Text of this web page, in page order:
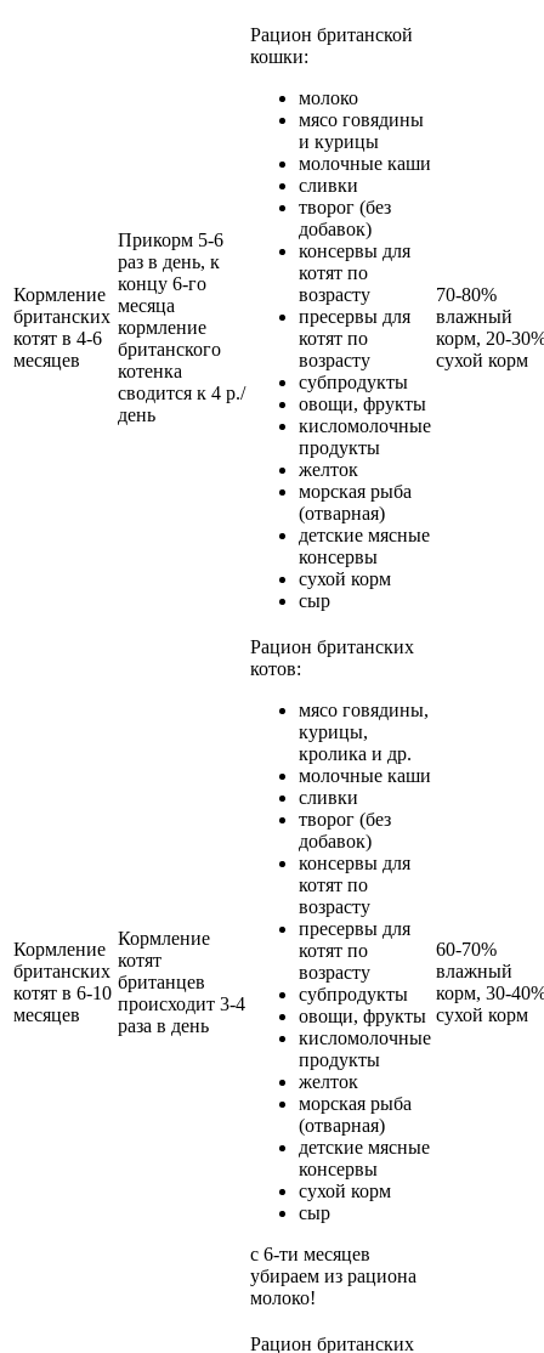
Кормление
британских
котят в 4-6
месяцев
Прикорм 5-6
раз в день, к
концу 6-го
месяца
кормление
британского
котенка
сводится к 4 р./
день
Рацион британской
кошки:
молоко
мясо говядины
и курицы
молочные каши
сливки
творог (без
добавок)
консервы для
котят по
возрасту
пресервы для
котят по
возрасту
субпродукты
овощи, фрукты
кисломолочные
продукты
желток
морская рыба
(отварная)
детские мясные
консервы
сухой корм
сыр
70-80%
влажный
корм, 20-
сухой корм
Кормление
британских
котят в 6-10
месяцев
Кормление
котят
британцев
происходит 3-4
раза в день
Рацион британских
котов:
мясо говядины,
курицы,
кролика и др.
молочные каши
сливки
творог (без
добавок)
консервы для
котят по
возрасту
пресервы для
котят по
возрасту
субпродукты
овощи, фрукты
кисломолочные
продукты
желток
морская рыба
(отварная)
детские мясные
консервы
сухой корм
сыр
с 6-ти месяцев
убираем из рациона
молоко!
60-70%
влажный
корм, 30-
сухой корм
Рацион британских